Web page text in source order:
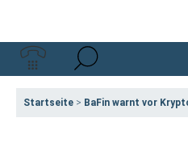
Startseite > BaFin warnt vor